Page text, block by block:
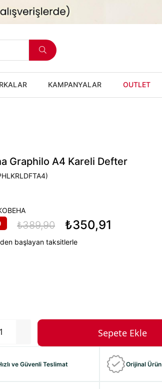
KAMPANYALAR OUTLET
Graphilo A4 Kareli Defter
₺389,90 ₺350,91
başlayan taksitlerle
ve Güvenli Teslimat Orijinal Ürün